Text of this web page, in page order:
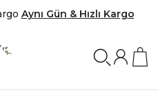
Aynı Gün & Hızlı Kargo